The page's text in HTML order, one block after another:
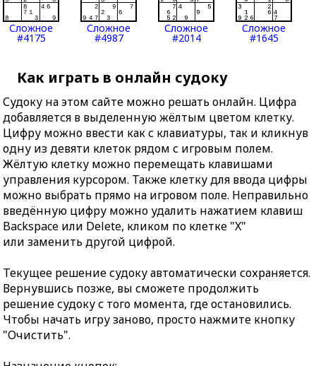
Сложное
#4175
Сложное
#4987
Сложное
#2014
Сложное
#1645
Как играть в онлайн судоку
Судоку на этом сайте можно решать онлайн. Цифра
добавляется в выделенную жёлтым цветом клетку.
Цифру можно ввести как с клавиатуры, так и кликнув
одну из девяти клеток рядом с игровым полем.
Жёлтую клетку можно перемещать клавишами
управления курсором. Также клетку для ввода цифры
можно выбрать прямо на игровом поле. Неправильно
введённую цифру можно удалить нажатием клавиш
Backspace или Delete, кликом по клетке "X"
или заменить другой цифрой.
Текущее решение судоку автоматически сохраняется.
Вернувшись позже, вы сможете продолжить
решение судоку с того момента, где остановились.
Чтобы начать игру заново, просто нажмите кнопку
"Очистить".